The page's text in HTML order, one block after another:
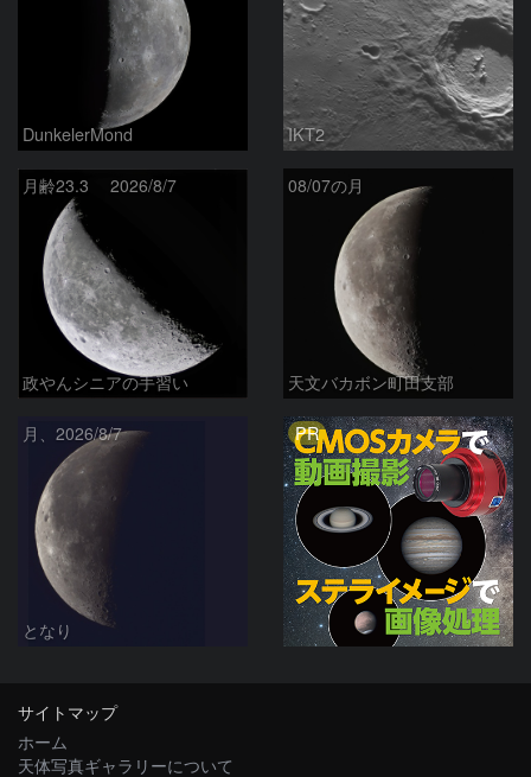
DunkelerMond IKT2
月齢23.3 2026/8/7
政やんシニアの手習い
08/07の月
天文バカボン町田支部
月、2026/8/7
となり
PR
サイトマップ
ホーム
天体写真ギャラリーについて